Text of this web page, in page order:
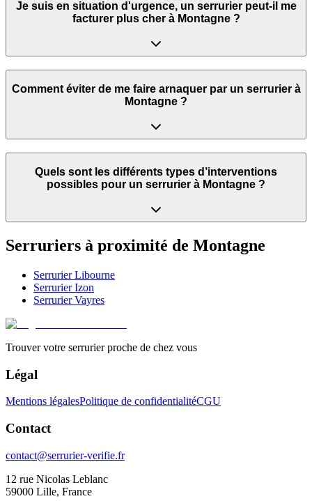
Je suis en situation d'urgence, un serrurier peut‑il me
facturer plus cher à Montagne ?
Comment éviter de me faire arnaquer par un serrurier à
Montagne ?
Quels sont les différents types d’interventions
possibles pour un serrurier à Montagne ?
Serruriers à proximité de Montagne
SerrurierLibourne
SerrurierIzon
SerrurierVayres
Trouver votre serrurier proche de chez vous
Légal
Mentions légalesPolitique de confidentialitéCGU
Contact
contact@serrurier-verifie.fr
12 rue Nicolas Leblanc
59000 Lille, France